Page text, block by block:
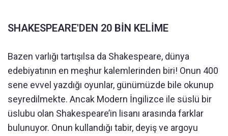
SHAKESPEARE'DEN 20 BİN KELİME
Bazen varlığı tartışılsa da Shakespeare, dünya
edebiyatının en meşhur kalemlerinden biri! Onun 400
sene evvel yazdığı oyunlar, günümüzde bile okunup
seyredilmekte. Ancak Modern İngilizce ile süslü bir
üslubu olan Shakespeare’in lisanı arasında farklar
bulunuyor. Onun kullandığı tabir, deyiş ve argoyu